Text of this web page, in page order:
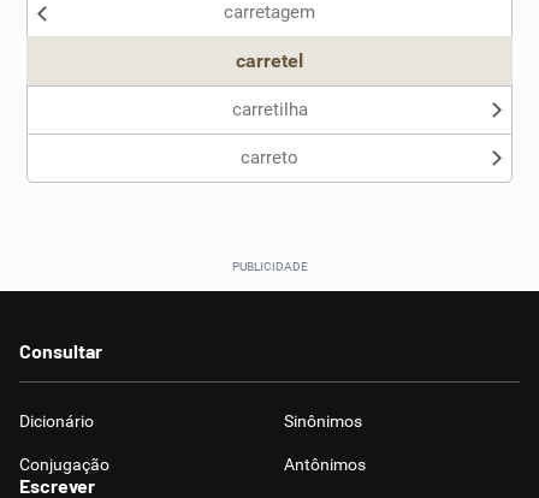
carretagem
carretel
carretilha
carreto
Consultar
Dicionário Sinônimos
Conjugação Antônimos
Escrever